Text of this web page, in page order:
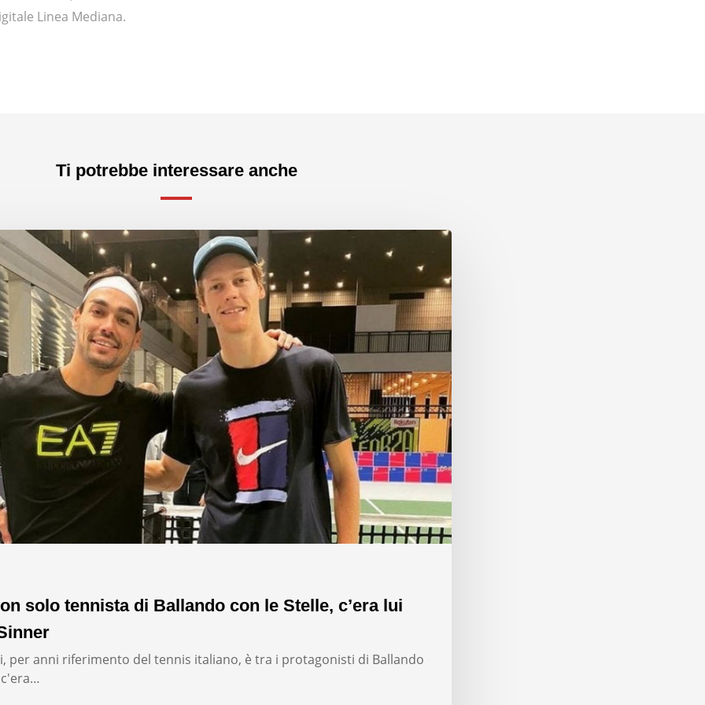
Linea Mediana.
Ti potrebbe interessare anche
solo tennista di Ballando con le Stelle, c’era lui
per anni riferimento del tennis italiano, è tra i protagonisti di Ballando